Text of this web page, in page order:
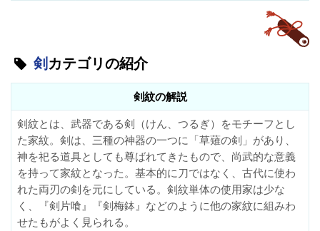
剣 カテゴリの紹介
剣紋の解説
剣紋とは、武器である剣（けん、つるぎ）をモチーフとし
た家紋。剣は、三種の神器の一つに「草薙の剣」があり、
神を祀る道具としても尊ばれてきたもので、尚武的な意義
を持って家紋となった。基本的に刀ではなく、古代に使わ
れた両刃の剣を元にしている。剣紋単体の使用家は少な
く、『剣片喰』『剣梅鉢』などのように他の家紋に組みわ
せたもがよく見られる。